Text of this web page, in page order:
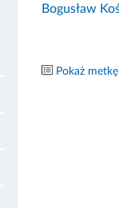
Bogusław
Pokaż metkę